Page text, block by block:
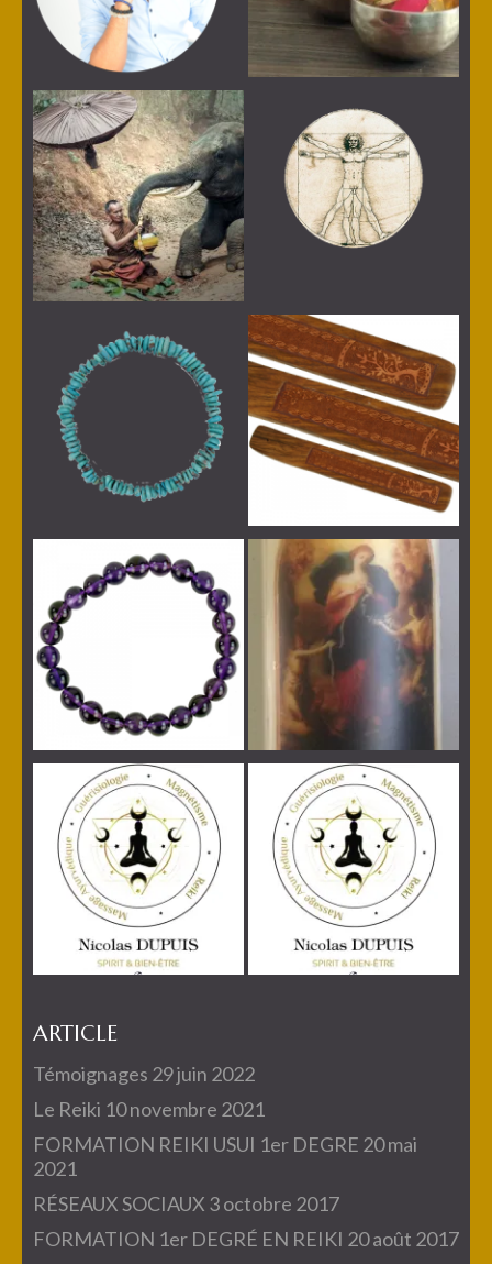
ARTICLE
Témoignages 29 juin 2022
Le Reiki 10 novembre 2021
FORMATION REIKI USUI 1er DEGRE 20 mai
2021
RÉSEAUX SOCIAUX 3 octobre 2017
FORMATION 1er DEGRÉ EN REIKI 20 août 2017